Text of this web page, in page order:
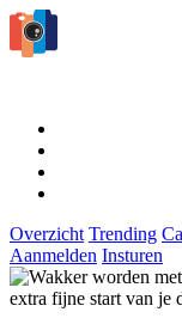
Overzicht Trending
Aanmelden Insturen